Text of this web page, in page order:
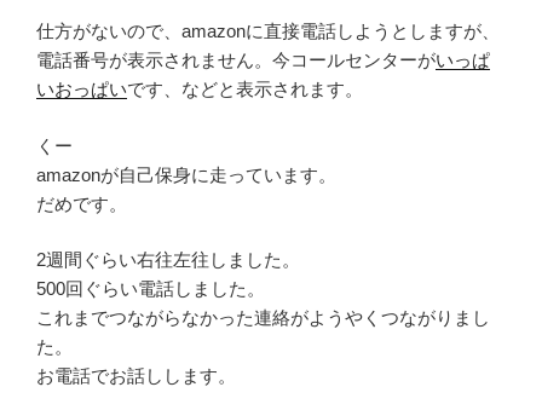
仕方がないので、amazonに直接電話しようとしますが、
電話番号が表示されません。今コールセンターがいっぱ
いおっぱいです、などと表示されます。
くー
amazonが自己保身に走っています。
だめです。
2週間ぐらい右往左往しました。
500回ぐらい電話しました。
これまでつながらなかった連絡がようやくつながりまし
た。
お電話でお話しします。